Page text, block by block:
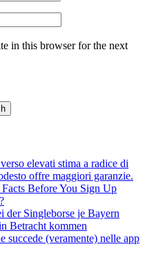
in this browser for the next
elevati stima a radice di
offre maggiori garanzie.
Before You Sign Up
der Singleborse je Bayern
Betracht kommen
succede (veramente) nelle app